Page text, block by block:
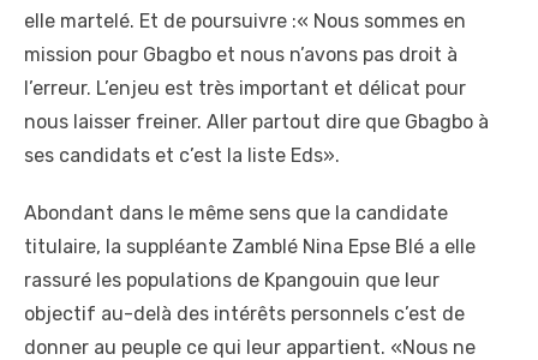
elle martelé. Et de poursuivre :« Nous sommes en
mission pour Gbagbo et nous n’avons pas droit à
l’erreur. L’enjeu est très important et délicat pour
nous laisser freiner. Aller partout dire que Gbagbo à
ses candidats et c’est la liste Eds».
Abondant dans le même sens que la candidate
titulaire, la suppléante Zamblé Nina Epse Blé a elle
rassuré les populations de Kpangouin que leur
objectif au-delà des intérêts personnels c’est de
donner au peuple ce qui leur appartient. «Nous ne